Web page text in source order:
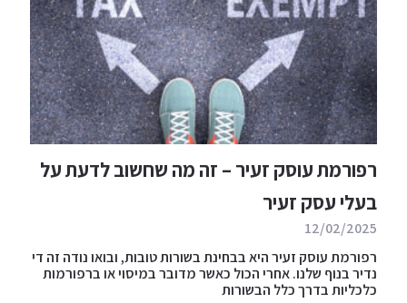
רפורמת עוסק זעיר – זה מה שחשוב לדעת על
בעלי עסק זעיר
12/02/2025
רפורמת עוסק זעיר היא בבחינת בשורות טובות, ובואו נודה זה די
נדיר בנוף שלנו. אחרי הכול כאשר מדובר במיסוי או ברפורמות
כלכליות בדרך כלל הבשורות